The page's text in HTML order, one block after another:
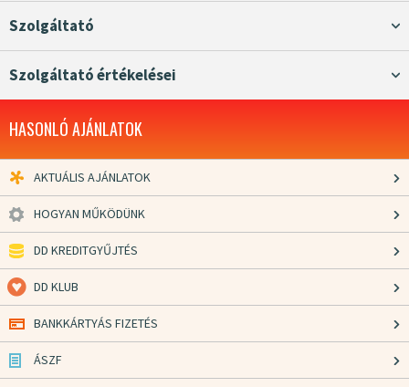
Szolgáltató
Szolgáltató értékelései
HASONLÓ AJÁNLATOK
AKTUÁLIS AJÁNLATOK
HOGYAN MŰKÖDÜNK
DD KREDITGYŰJTÉS
DD KLUB
BANKKÁRTYÁS FIZETÉS
ÁSZF